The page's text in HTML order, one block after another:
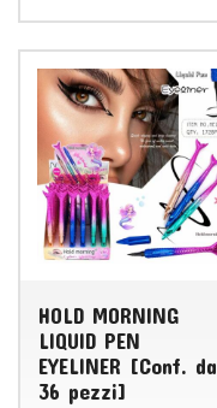
HOLD MORNING
LIQUID PEN
EYELINER [Conf. da
36 pezzi]